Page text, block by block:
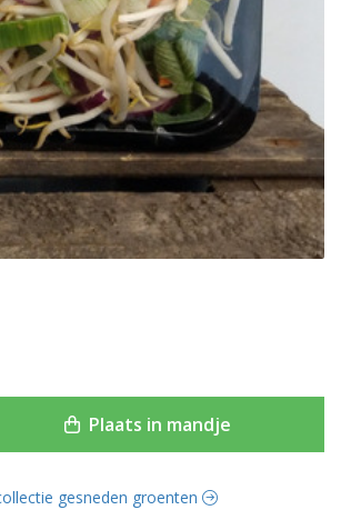
Plaats in mandje
gesneden groenten